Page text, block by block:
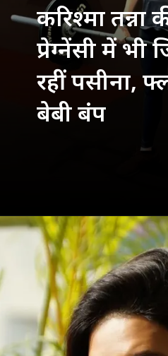
करिश्मा तन्ना
प्रेग्नेंसी में भी
रहीं पसीना,
बेबी बंप